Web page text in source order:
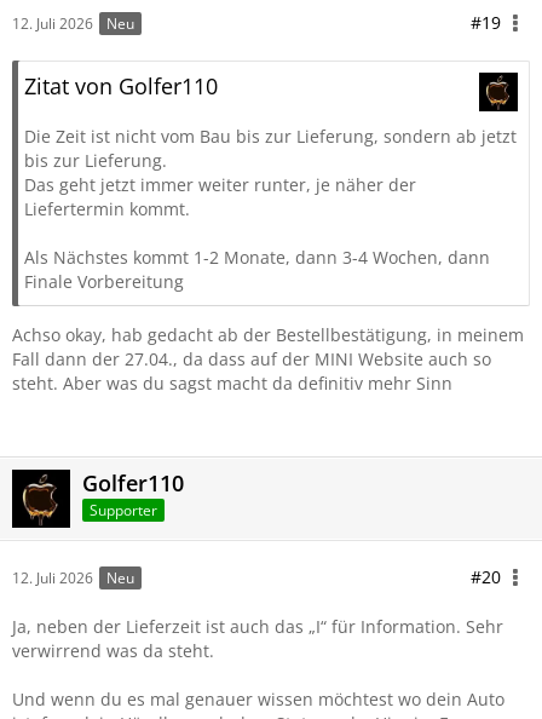
12. Juli 2026 Neu #19
Zitat von Golfer110
Die Zeit ist nicht vom Bau bis zur Lieferung, sondern ab jetzt
bis zur Lieferung.
Das geht jetzt immer weiter runter, je näher der
Liefertermin kommt.
Als Nächstes kommt 1-2 Monate, dann 3-4 Wochen, dann
Finale Vorbereitung
Achso okay, hab gedacht ab der Bestellbestätigung, in meinem
Fall dann der 27.04., da dass auf der MINI Website auch so
steht. Aber was du sagst macht da definitiv mehr Sinn
Golfer110
Supporter
12. Juli 2026 Neu #20
Ja, neben der Lieferzeit ist auch das „I“ für Information. Sehr
verwirrend was da steht.
Und wenn du es mal genauer wissen möchtest wo dein Auto